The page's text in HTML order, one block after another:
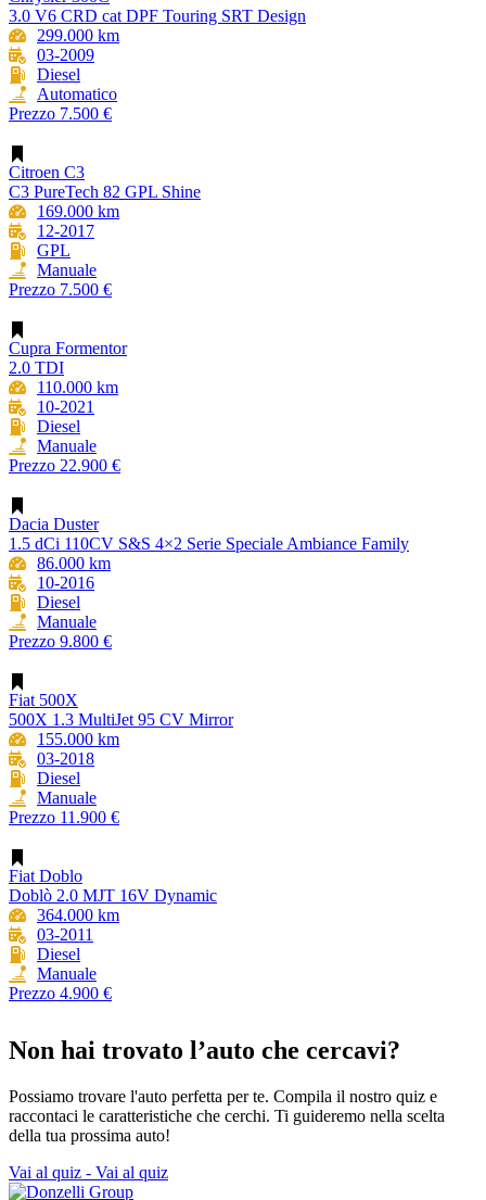
3.0 V6 CRD cat DPF Touring SRT Design
299.000 km
03-2009
Diesel
Automatico
Prezzo 7.500 €
Citroen C3
C3 PureTech 82 GPL Shine
169.000 km
12-2017
GPL
Manuale
Prezzo 7.500 €
Cupra Formentor
2.0 TDI
110.000 km
10-2021
Diesel
Manuale
Prezzo 22.900 €
Dacia Duster
1.5 dCi 110CV S&S 4×2 Serie Speciale Ambiance Family
86.000 km
10-2016
Diesel
Manuale
Prezzo 9.800 €
Fiat 500X
500X 1.3 MultiJet 95 CV Mirror
155.000 km
03-2018
Diesel
Manuale
Prezzo 11.900 €
Fiat Doblo
Doblò 2.0 MJT 16V Dynamic
364.000 km
03-2011
Diesel
Manuale
Prezzo 4.900 €
Non hai trovato l’auto che cercavi?
Possiamo trovare l'auto perfetta per te. Compila il nostro quiz e
raccontaci le caratteristiche che cerchi. Ti guideremo nella scelta
della tua prossima auto!
Vai al quiz - Vai al quiz